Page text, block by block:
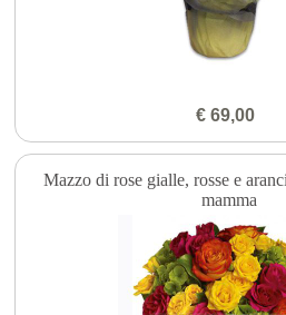
€ 69,00
Mazzo di rose gialle, rosse e
mamma